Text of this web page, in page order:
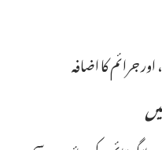
جرائم کا اضافہ